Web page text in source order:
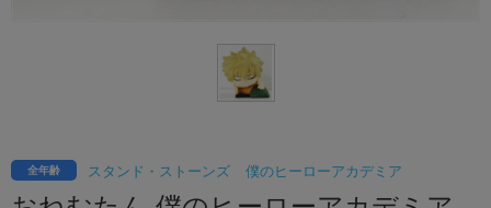
スタンド・ストーンズ 僕のヒーローアカデミア
全年齢